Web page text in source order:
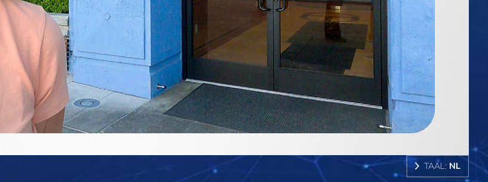
Video
TAAL: NL